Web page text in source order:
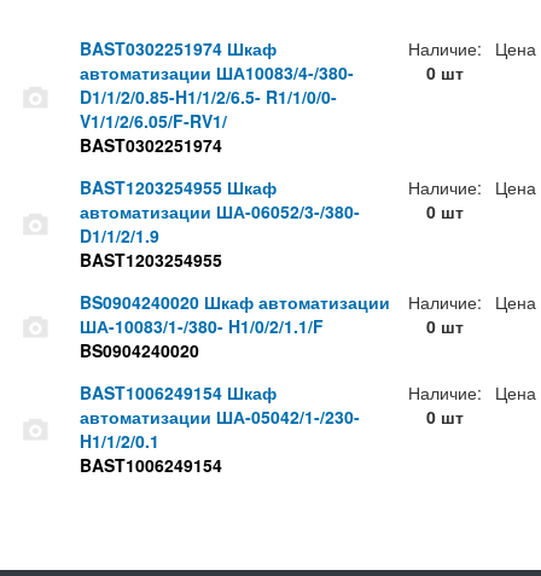
BAST0302251974 Шкаф
автоматизации ША10083/4-/380-
D1/1/2/0.85-H1/1/2/6.5- R1/1/0/0-
V1/1/2/6.05/F-RV1/
BAST0302251974
Наличие:
0 шт
Цена
BAST1203254955 Шкаф
автоматизации ША-06052/3-/380-
D1/1/2/1.9
BAST1203254955
Наличие:
0 шт
Цена
BS0904240020 Шкаф автоматизации
ША-10083/1-/380- H1/0/2/1.1/F
BS0904240020
Наличие:
0 шт
Цена
BAST1006249154 Шкаф
автоматизации ША-05042/1-/230-
H1/1/2/0.1
BAST1006249154
Наличие:
0 шт
Цена